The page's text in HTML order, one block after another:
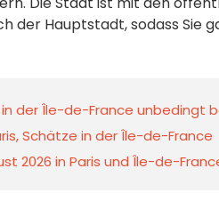
der Hauptstadt, sodass Sie
der Île-de-France unbedingt
Schätze in der Île-de-France
2026 in Paris und Île-de-